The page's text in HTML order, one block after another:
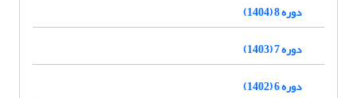
دوره 8 (1404)
دوره 7 (1403)
دوره 6 (1402)